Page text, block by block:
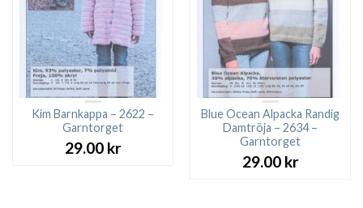
Kim Barnkappa – 2622 –
Garntorget
29.00 kr
Blue Ocean Alpacka Randig
Damtröja – 2634 –
Garntorget
29.00 kr